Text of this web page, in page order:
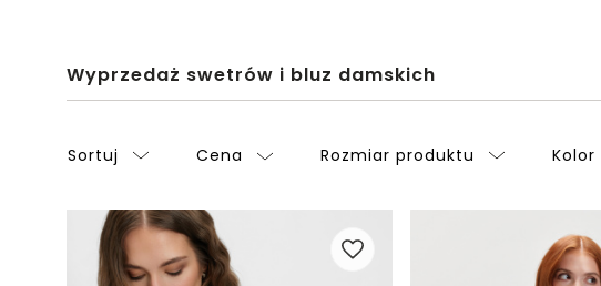
Wyprzedaż swetrów i bluz damskich
Sortuj Cena Rozmiar produktu